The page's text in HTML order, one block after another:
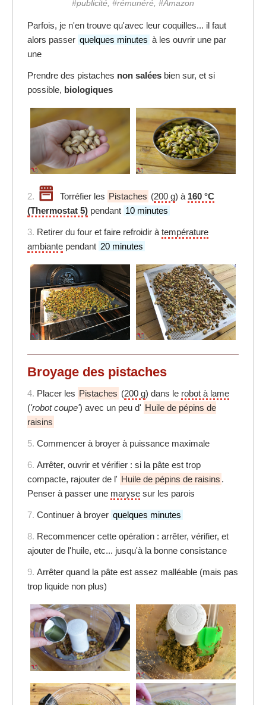
#publicité, #rémunéré, #Amazon
Parfois, je n'en trouve qu'avec leur coquilles... il faut
alors passer quelques minutes à les ouvrir une par
une
Prendre des pistaches non salées bien sur, et si
possible, biologiques
2. Torréfier les Pistaches (200 g) à 160 °C
(Thermostat 5) pendant 10 minutes
3. Retirer du four et faire refroidir à température
ambiante pendant 20 minutes
Broyage des pistaches
4. Placer les Pistaches (200 g) dans le robot à lame
('robot coupe') avec un peu d' Huile de pépins de
raisins
5. Commencer à broyer à puissance maximale
6. Arrêter, ouvrir et vérifier : si la pâte est trop
compacte, rajouter de l' Huile de pépins de raisins .
Penser à passer une maryse sur les parois
7. Continuer à broyer quelques minutes
8. Recommencer cette opération : arrêter, vérifier, et
ajouter de l'huile, etc... jusqu'à la bonne consistance
9. Arrêter quand la pâte est assez malléable (mais pas
trop liquide non plus)